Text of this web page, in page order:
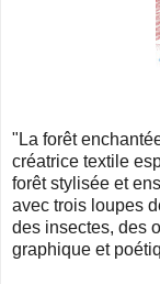
"La forêt
créatrice textile
forêt stylisée et
avec trois loupes
des insectes, des
graphique et